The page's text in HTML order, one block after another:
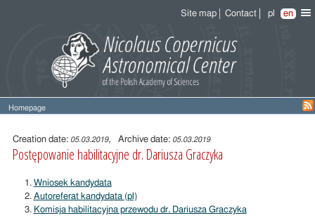
Site map Contact pl en
Homepage
Entry
content
Creation date: 05.03.2019, Archive date: 05.03.2019
Postępowanie habilitacyjne dr. Dariusza Graczyka
Wniosek kandydata
Autoreferat kandydata (pl)
Komisja habilitacyjna przewodu dr. Dariusza Graczyka